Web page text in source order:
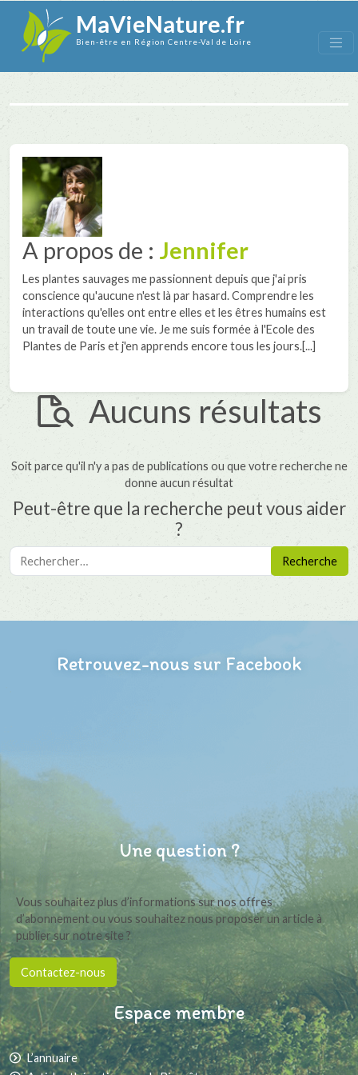
MaVieNature.fr
Bien-être en Région Centre-Val de Loire
A propos de : Jennifer
Les plantes sauvages me passionnent depuis que j'ai pris
conscience qu'aucune n'est là par hasard. Comprendre les
interactions qu'elles ont entre elles et les êtres humains est
un travail de toute une vie. Je me suis formée à l'Ecole des
Plantes de Paris et j'en apprends encore tous les jours.[...]
Aucuns résultats
Soit parce qu'il n'y a pas de publications ou que votre recherche ne
donne aucun résultat
Peut-être que la recherche peut vous aider
?
Retrouvez-nous sur Facebook
Une question ?
Vous souhaitez plus d’informations sur nos offres
d’abonnement ou vous souhaitez nous proposer un article à
publier sur notre site ?
Contactez-nous
Espace membre
L’annuaire